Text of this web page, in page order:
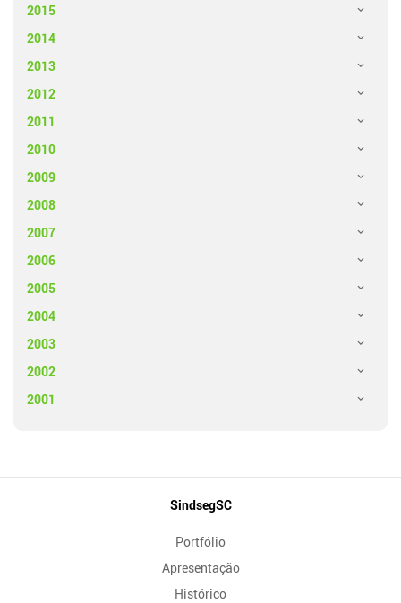
2015
2014
2013
2012
2011
2010
2009
2008
2007
2006
2005
2004
2003
2002
2001
SindsegSC
Portfólio
Apresentação
Histórico